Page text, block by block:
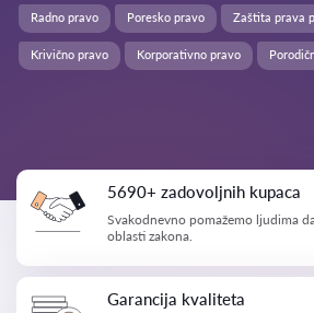
Radno pravo Poresko pravo Zaštita prava
Krivično pravo Korporativno pravo
5690+ zadovoljnih kupaca
Svakodnevno pomažemo ljudima
oblasti zakona.
Garancija kvaliteta